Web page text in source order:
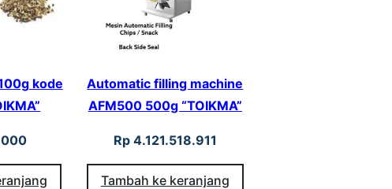
kode
Automatic filling machine
AFM500 500g “TOIKMA”
Rp4.121.518.911
Tambah ke keranjang